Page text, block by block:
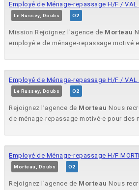
Employé de Ménage-repassage H/F / VAL
Le Russey, Doubs O2
Mission Rejoignez l'agence de Morteau
employé.e de ménage-repassage
Employé de Ménage-repassage H/F / VAL
Le Russey, Doubs O2
Rejoignez l’agence de Morteau Nous
de ménage-repassage motivé·e pour des
Employé de Ménage-repassage H/F
Morteau, Doubs O2
Rejoignez l’agence de Morteau Nous